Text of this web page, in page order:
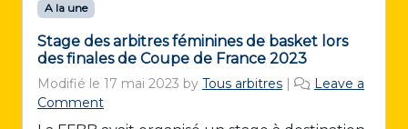
A la une
Stage des arbitres féminines de basket lors
des finales de Coupe de France 2023
Modifié le 17 mai 2023 by Tous arbitres
Leave a
Comment